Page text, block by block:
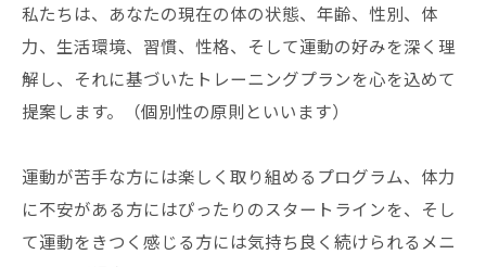
私たちは、あなたの現在の体の状態、年齢、性別、体
力、生活環境、習慣、性格、そして運動の好みを深く理
解し、それに基づいたトレーニングプランを心を込めて
提案します。（個別性の原則といいます）
運動が苦手な方には楽しく取り組めるプログラム、体力
に不安がある方にはぴったりのスタートラインを、そし
て運動をきつく感じる方には気持ち良く続けられるメニ